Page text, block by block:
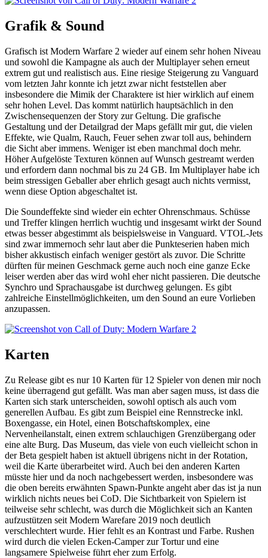
Grafik & Sound
Grafisch ist Modern Warfare 2 wieder auf einem sehr hohen Niveau
und sowohl die Kampagne als auch der Multiplayer sehen erneut
extrem gut und realistisch aus. Eine riesige Steigerung zu Vanguard
vom letzten Jahr konnte ich jetzt zwar nicht feststellen aber
insbesondere die Mimik der Charaktere ist hier wirklich auf einem
sehr hohen Level. Das kommt natürlich hauptsächlich in den
Zwischensequenzen der Story zur Geltung. Die grafische
Gestaltung und der Detailgrad der Maps gefällt mir gut, die vielen
Effekte, wie Qualm, Rauch, Feuer sehen zwar toll aus, behindern
die Sicht aber immens. Weniger ist eben manchmal doch mehr.
Höher Aufgelöste Texturen können auf Wunsch gestreamt werden
und erfordern dann nochmal bis zu 24 GB. Im Multiplayer habe ich
beim stressigen Geballer aber ehrlich gesagt auch nichts vermisst,
wenn diese Option abgeschaltet ist.
Die Soundeffekte sind wieder ein echter Ohrenschmaus. Schüsse
und Treffer klingen herrlich wuchtig und insgesamt wirkt der Sound
etwas besser abgestimmt als beispielsweise in Vanguard. VTOL-Jets
sind zwar immernoch sehr laut aber die Punkteserien haben mich
bisher akkustisch einfach weniger gestört als zuvor. Die Schritte
dürften für meinen Geschmack gerne auch noch eine ganze Ecke
leiser werden aber das wird wohl eher nicht passieren. Die deutsche
Synchro und Sprachausgabe ist durchweg gelungen. Es gibt
zahlreiche Einstellmöglichkeiten, um den Sound an eure Vorlieben
anzupassen.
Karten
Zu Release gibt es nur 10 Karten für 12 Spieler von denen mir noch
keine überragend gut gefällt. Was man aber sagen muss, ist dass die
Karten sich stark unterscheiden, sowohl optisch als auch vom
generellen Aufbau. Es gibt zum Beispiel eine Rennstrecke inkl.
Boxengasse, ein Hotel, einen Botschaftskomplex, eine
Nervenheilanstalt, einen extrem schlauchigen Grenzübergang oder
eine alte Burg. Das Museum, das viele von euch vielleicht schon in
der Beta gespielt haben ist aktuell übrigens nicht in der Rotation,
weil die Karte überarbeitet wird. Auch bei den anderen Karten
müsste hier und da noch nachgebessert werden, insbesondere was
die oben bereits erwähnten Spawn-Punkte angeht aber das ist ja nun
wirklich nichts neues bei CoD. Die Sichtbarkeit von Spielern ist
teilweise sehr schlecht, was durch die Möglichkeit sich an Kanten
aufzustützen seit Modern Warefare 2019 noch deutlich
verschlechtert wurde. Hier fehlt es an Kontrast und Farbe. Rushen
wird durch die vielen Ecken-Camper zur Tortur und eine
langsamere Spielweise führt eher zum Erfolg.